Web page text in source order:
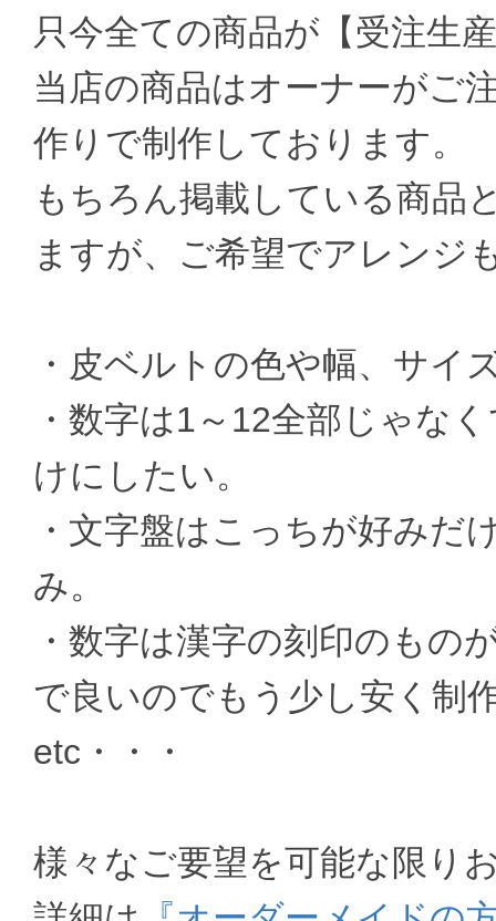
只今全ての商品が【受注生
当店の商品はオーナーがご
作りで制作しております。
もちろん掲載している商品
ますが、ご希望でアレンジ
・皮ベルトの色や幅、サイ
・数字は1～12全部じゃな
けにしたい。
・文字盤はこっちが好みだ
み。
・数字は漢字の刻印のもの
で良いのでもう少し安く制
etc・・・
様々なご要望を可能な限り